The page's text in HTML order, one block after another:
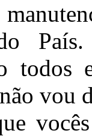
todos
vou